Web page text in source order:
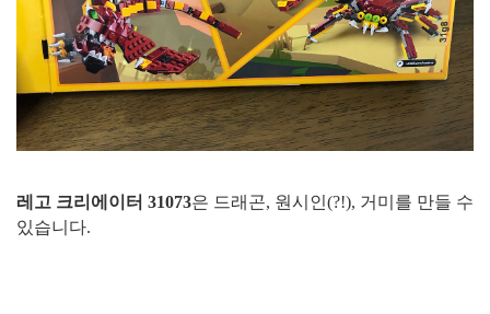
레고 크리에이터 31073은 드래곤, 원시인(?!), 거미를 만들 수
있습니다.